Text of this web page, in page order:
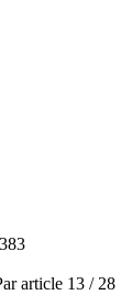
article 13 / 28